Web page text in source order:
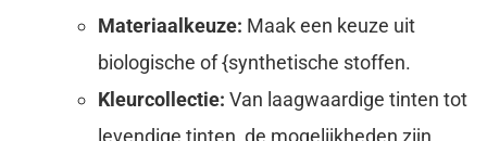
Materiaalkeuze: Maak een keuze uit
biologische of {synthetische stoffen.
Kleurcollectie: Van laagwaardige tinten tot